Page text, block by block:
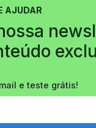
AJUDAR
e teste grátis!